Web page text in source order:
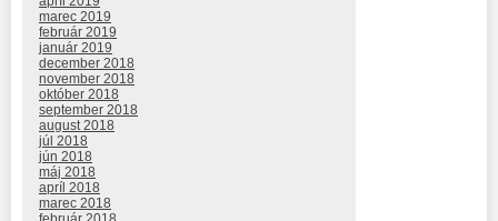
marec 2019
február 2019
január 2019
december 2018
november 2018
október 2018
september 2018
august 2018
júl 2018
jún 2018
máj 2018
apríl 2018
marec 2018